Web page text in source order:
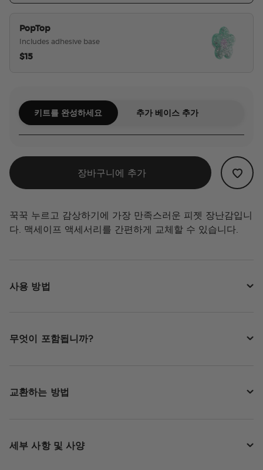
PopTop
Includes adhesive base
$15
키트를 완성하세요 추가 베이스 추가
장바구니에 추가
꾹꾹 누르고 감상하기에 가장 만족스러운 피젯 장난감입니
다. 맥세이프 액세서리를 간편하게 교체할 수 있습니다.
사용 방법
무엇이 포함됩니까?
교환하는 방법
세부 사항 및 사양